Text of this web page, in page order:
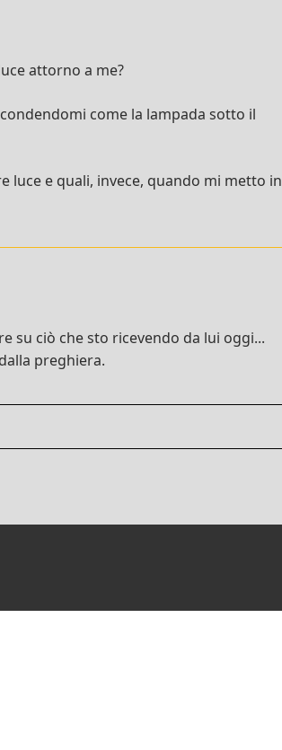
attorno a me?
come la lampada sotto il
luce e quali, invece, quando mi metto in
su ciò che sto ricevendo da lui oggi...
preghiera.